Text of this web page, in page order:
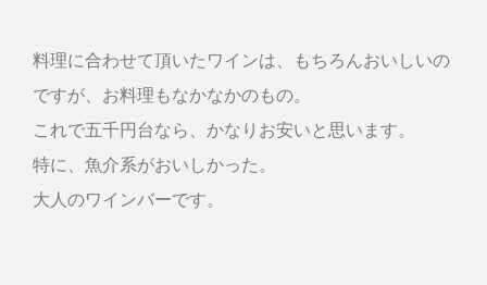
料理に合わせて頂いたワインは、もちろんおいしいの
ですが、お料理もなかなかのもの。
これで五千円台なら、かなりお安いと思います。
特に、魚介系がおいしかった。
大人のワインバーです。